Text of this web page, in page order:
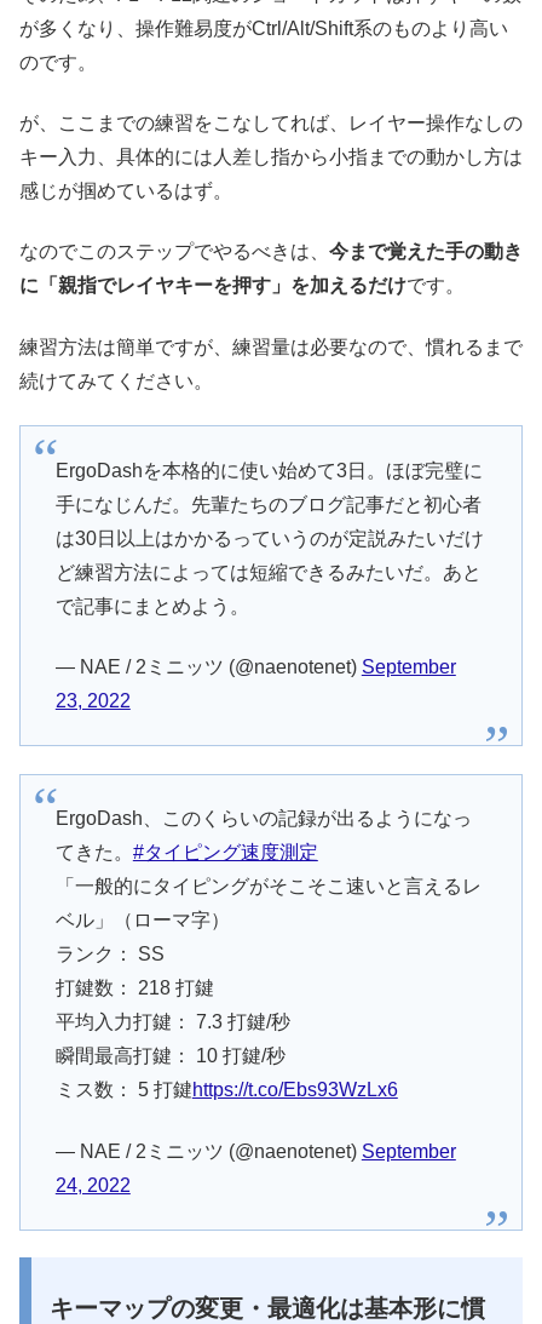
が多くなり、操作難易度がCtrl/Alt/Shift系のものより高い
のです。
が、ここまでの練習をこなしてれば、レイヤー操作なしの
キー入力、具体的には人差し指から小指までの動かし方は
感じが掴めているはず。
なのでこのステップでやるべきは、 今まで覚えた手の動き
に「親指でレイヤキーを押す」を加えるだけです。
練習方法は簡単ですが、練習量は必要なので、慣れるまで
続けてみてください。
ErgoDashを本格的に使い始めて3日。ほぼ完璧に
手になじんだ。先輩たちのブログ記事だと初心者
は30日以上はかかるっていうのが定説みたいだけ
ど練習方法によっては短縮できるみたいだ。あと
で記事にまとめよう。
— NAE / 2ミニッツ (@naenotenet) September
23, 2022
ErgoDash、このくらいの記録が出るようになっ
てきた。 #タイピング速度測定
「一般的にタイピングがそこそこ速いと言えるレ
ベル」（ローマ字）
ランク： SS
打鍵数： 218 打鍵
平均入力打鍵： 7.3 打鍵/秒
瞬間最高打鍵： 10 打鍵/秒
ミス数： 5 打鍵https://t.co/Ebs93WzLx6
— NAE / 2ミニッツ (@naenotenet) September
24, 2022
キーマップの変更・最適化は基本形に慣